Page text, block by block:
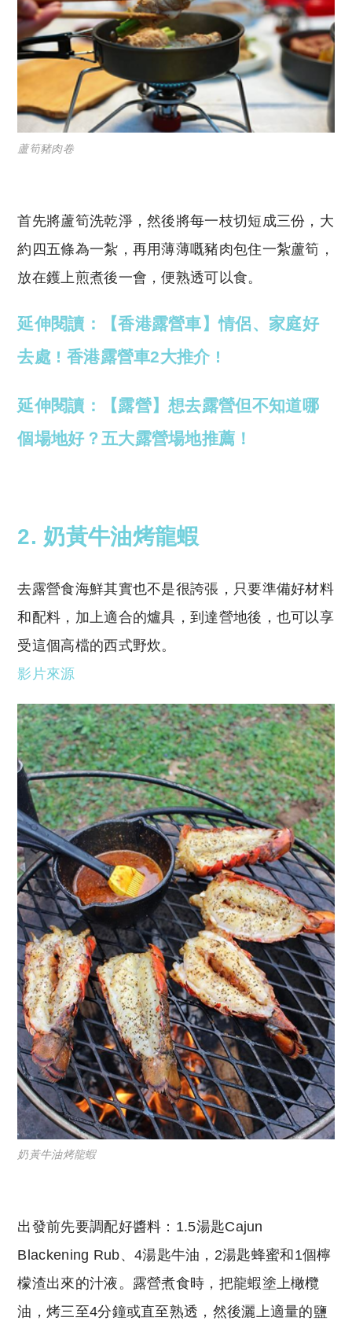
蘆筍豬肉卷
首先將蘆筍洗乾淨，然後將每一枝切短成三份，大
約四五條為一紮，再用薄薄嘅豬肉包住一紮蘆筍，
放在鑊上煎煮後一會，便熟透可以食。
延伸閱讀：【香港露營車】情侶、家庭好
去處 ! 香港露營車2大推介 !
延伸閱讀：【露營】想去露營但不知道哪
個場地好？五大露營場地推薦！
2. 奶黃牛油烤龍蝦
去露營食海鮮其實也不是很誇張，只要準備好材料
和配料，加上適合的爐具，到達營地後，也可以享
受這個高檔的西式野炊。
影片來源
奶黃牛油烤龍蝦
出發前先要調配好醬料：1.5湯匙Cajun
Blackening Rub、4湯匙牛油，2湯匙蜂蜜和1個檸
檬渣出來的汁液。露營煮食時，把龍蝦塗上橄欖
油，烤三至4分鐘或直至熟透，然後灑上適量的鹽